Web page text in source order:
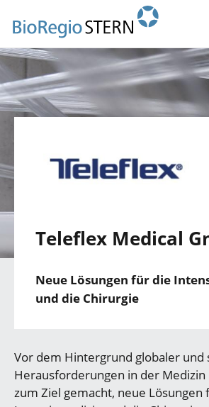
zum
Inhalt
Teleflex Medical
Neue Lösungen für die
und die Chirurgie
Vor dem Hintergrund globaler und
Herausforderungen in der Medizin
zum Ziel gemacht, neue Lösungen